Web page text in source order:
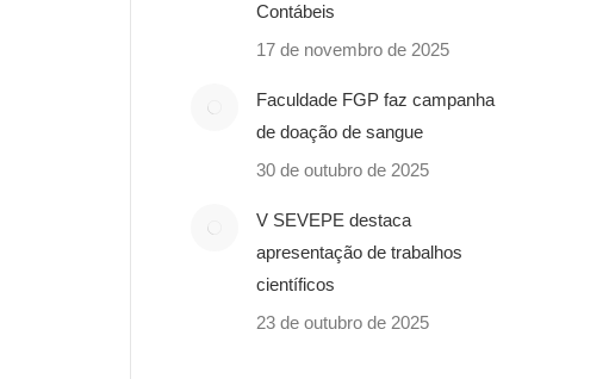
Contábeis
17 de novembro de 2025
Faculdade FGP faz campanha
de doação de sangue
30 de outubro de 2025
V SEVEPE destaca
apresentação de trabalhos
científicos
23 de outubro de 2025